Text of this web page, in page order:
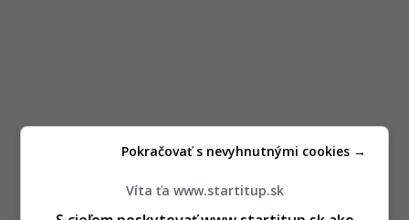
Víta ťa www.startitup.sk
Pokračovať s nevyhnutnými cookies →